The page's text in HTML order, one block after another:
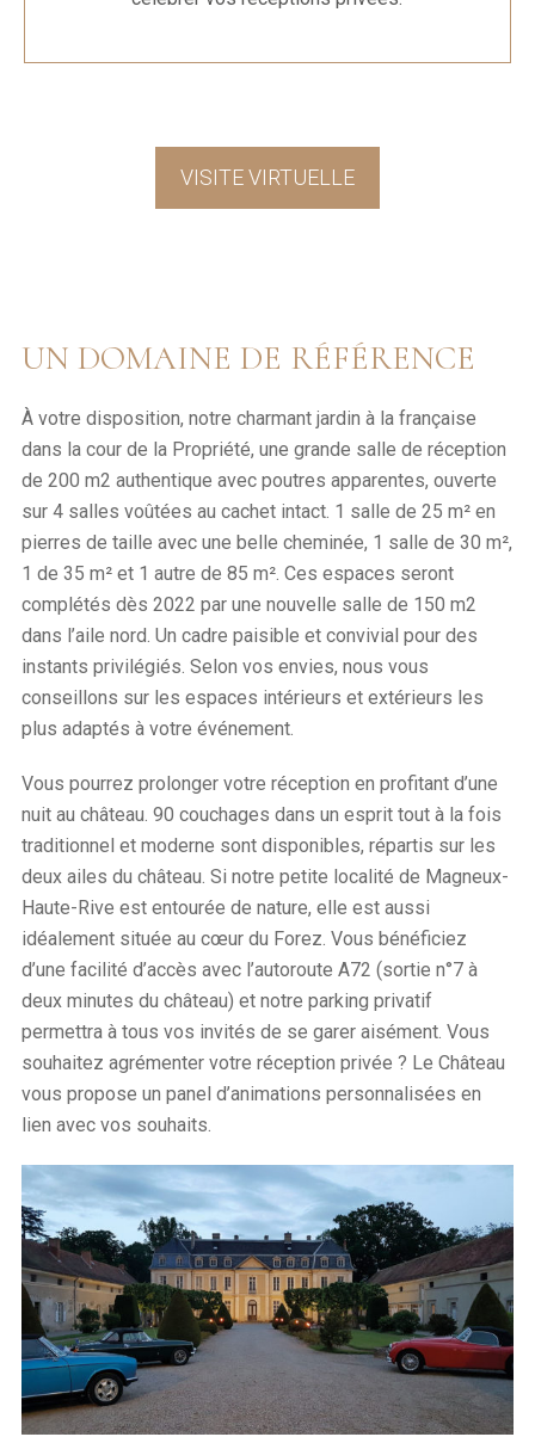
VISITE VIRTUELLE
UN DOMAINE DE RÉFÉRENCE
À votre disposition, notre charmant jardin à la française
dans la cour de la Propriété, une grande salle de réception
de 200 m2 authentique avec poutres apparentes, ouverte
sur 4 salles voûtées au cachet intact. 1 salle de 25 m² en
pierres de taille avec une belle cheminée, 1 salle de 30 m²,
1 de 35 m² et 1 autre de 85 m². Ces espaces seront
complétés dès 2022 par une nouvelle salle de 150 m2
dans l’aile nord. Un cadre paisible et convivial pour des
instants privilégiés. Selon vos envies, nous vous
conseillons sur les espaces intérieurs et extérieurs les
plus adaptés à votre événement.
Vous pourrez prolonger votre réception en profitant d’une
nuit au château. 90 couchages dans un esprit tout à la fois
traditionnel et moderne sont disponibles, répartis sur les
deux ailes du château. Si notre petite localité de Magneux-
Haute-Rive est entourée de nature, elle est aussi
idéalement située au cœur du Forez. Vous bénéficiez
d’une facilité d’accès avec l’autoroute A72 (sortie n°7 à
deux minutes du château) et notre parking privatif
permettra à tous vos invités de se garer aisément. Vous
souhaitez agrémenter votre réception privée ? Le Château
vous propose un panel d’animations personnalisées en
lien avec vos souhaits.